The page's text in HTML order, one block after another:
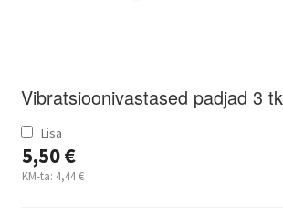
Vibratsioonivastased padjad 3 tk
Lisa
5,50€
KM-ta:4,44€